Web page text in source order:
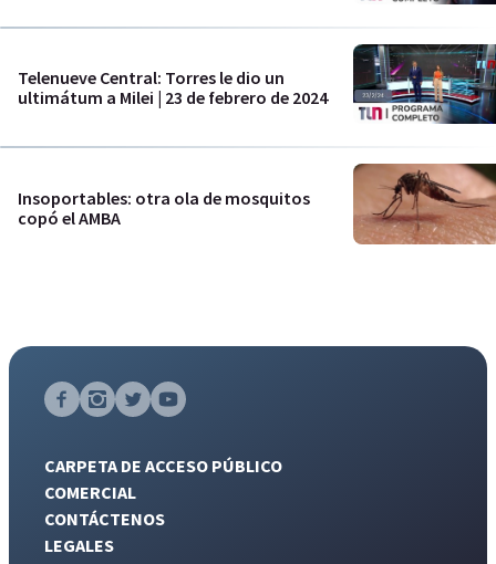
Telenueve Central: Torres le dio un
ultimátum a Milei | 23 de febrero de 2024
Insoportables: otra ola de mosquitos
copó el AMBA
CARPETA DE ACCESO PÚBLICO
COMERCIAL
CONTÁCTENOS
LEGALES